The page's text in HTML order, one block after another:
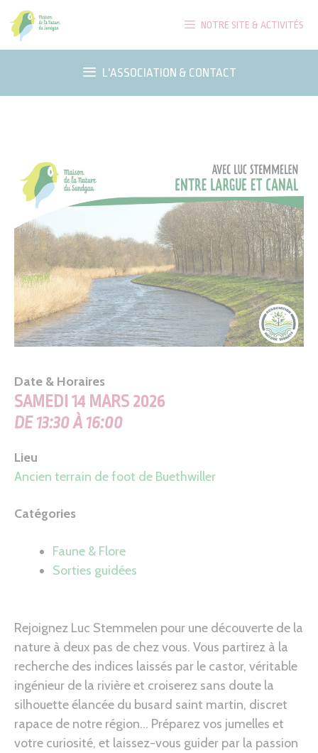
Aller
au
contenu
NOTRE SITE & ACTIVITÉS
L'ASSOCIATION & CONTACT
Date & Horaires
SAMEDI 14 MARS 2026
DE 13:30 À 16:00
Lieu
Ancien terrain de foot de Buethwiller
Catégories
Faune & Flore
Sorties guidées
Rejoignez Luc Stemmelen pour une découverte de la
nature à deux pas de chez vous. Vous partirez à la
recherche des indices laissés par le castor, véritable
ingénieur de la rivière et croiserez sans doute la
silhouette élancée du busard saint martin, discret
rapace de notre région… Préparez vos jumelles et
votre curiosité, et laissez-vous guider par la passion